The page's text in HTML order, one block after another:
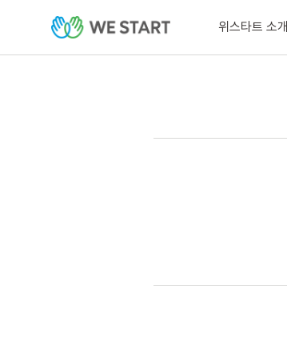
위스타트 소개